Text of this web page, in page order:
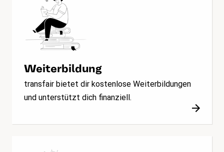
Weiterbildung
transfair bietet dir kostenlose Weiterbildungen
und unterstützt dich finanziell.